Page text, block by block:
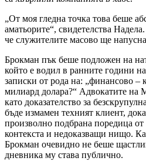
„От моя гледна точка това беше
аматьорите“, свидетелства
че служителите масово ще
Брокман пък беше подложен на
който е водил в ранните години
записки от рода на: „финансово –
милиард долара?“ Адвокатите на
като доказателство за
бъде измамен техният клиент,
произволно подбрана поредица
контекста и недоказващи нищо.
Брокман очевидно не беше
дневника му става публично.